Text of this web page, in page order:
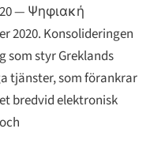
— Ψηφιακή
2020. Konsolideringen
som styr Greklands
tjänster, som förankrar
bredvid elektronisk